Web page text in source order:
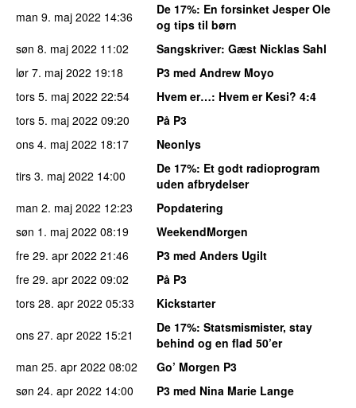
man 9. maj 2022 14:36 De 17%: En forsinket Jesper Ole
og tips til børn
søn 8. maj 2022 11:02 Sangskriver: Gæst Nicklas Sahl
lør 7. maj 2022 19:18
P3 med Andrew Moyo
tors 5. maj 2022 22:54 Hvem er…: Hvem er Kesi? 4:4
tors 5. maj 2022 09:20
På P3
ons 4. maj 2022 18:17
Neonlys
tirs 3. maj 2022 14:00 De 17%: Et godt radioprogram
uden afbrydelser
man 2. maj 2022 12:23
Popdatering
søn 1. maj 2022 08:19
WeekendMorgen
fre 29. apr 2022 21:46
P3 med Anders Ugilt
fre 29. apr 2022 09:02
På P3
tors 28. apr 2022 05:33
Kickstarter
ons 27. apr 2022 15:21 De 17%: Statsmismister, stay
behind og en flad 50’er
man 25. apr 2022 08:02
Go’ Morgen P3
søn 24. apr 2022 14:00
P3 med Nina Marie Lange